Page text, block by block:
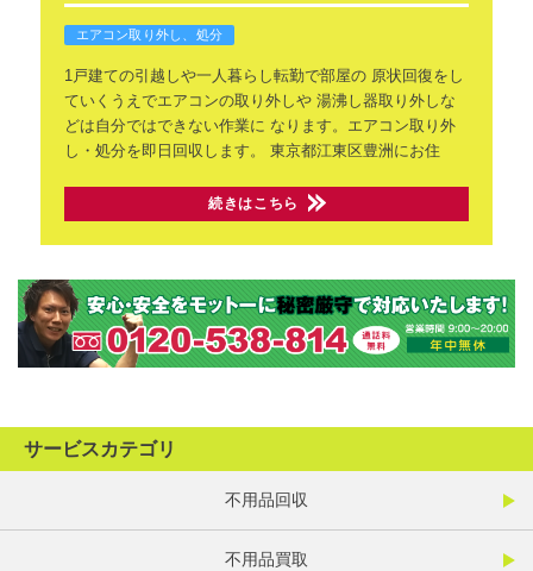
エアコン取り外し、処分
1戸建ての引越しや一人暮らし転勤で部屋の原状回復をし
ていくうえでエアコンの取り外しや湯沸し器取り外しな
どは自分ではできない作業に なります。エアコン取り外
し・処分を即日回収します。
東京都江東区豊洲にお住
続きはこちら
サービスカテゴリ
不用品回収
不用品買取